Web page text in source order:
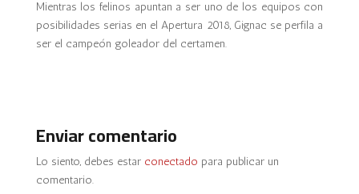
Mientras los felinos apuntan a ser uno de los equipos con
posibilidades serias en el Apertura 2018, Gignac se perfila a
ser el campeón goleador del certamen.
Enviar comentario
Lo siento, debes estar conectado para publicar un
comentario.